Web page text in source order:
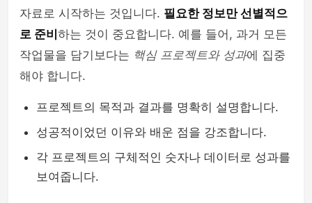
자료로 시작하는 것입니다. 필요한 정보만 선별적으
로 준비 하는 것이 중요합니다. 예를 들어, 과거 모든
작업물을 담기보다는 핵심 프로젝트와 성과에 집중
해야 합니다.
프로젝트의 목적과 결과를 명확히 설명합니다.
성공적이었던 이유와 배운 점을 강조합니다.
각 프로젝트의 구체적인 숫자나 데이터로 성과를
보여줍니다.